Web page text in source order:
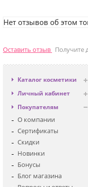
Нет отзывов об этом
Оставить отзыв Получите
Каталог косметики
Антивозрастная
Декоративная
Для глаз
Для тела
Наборы
Личный кабинет
Вход
Регистрация
Покупателям
О компании
Сертификаты
Скидки
Новинки
Бонусы
Блог магазина